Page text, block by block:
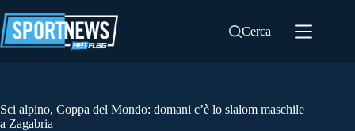
al
contenuto
Cerca
Sci alpino, Coppa del Mondo: domani c’è lo slalom maschile
a Zagabria